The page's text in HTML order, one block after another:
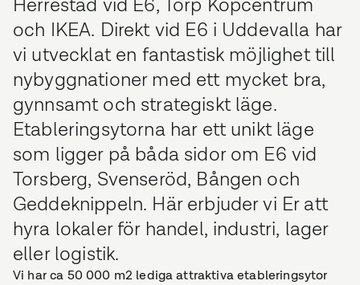
och IKEA. Direkt vid E6 i Uddevalla har
vi utvecklat en fantastisk möjlighet till
nybyggnationer med ett mycket bra,
gynnsamt och strategiskt läge.
Etableringsytorna har ett unikt läge
som ligger på båda sidor om E6 vid
Torsberg, Svenseröd, Bången och
Geddeknippeln. Här erbjuder vi Er att
hyra lokaler för handel, industri, lager
eller logistik.
Vi har ca 50 000 m2 lediga attraktiva etableringsytor